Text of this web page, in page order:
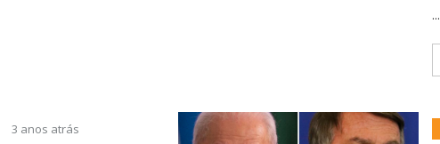
...
3 anos atrás